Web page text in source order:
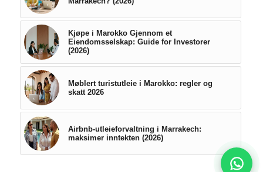
Kjøpe i Marokko Gjennom et
Eiendomsselskap: Guide for Investorer
(2026)
Møblert turistutleie i Marokko: regler og
skatt 2026
Airbnb-utleieforvaltning i Marrakech:
maksimer inntekten (2026)